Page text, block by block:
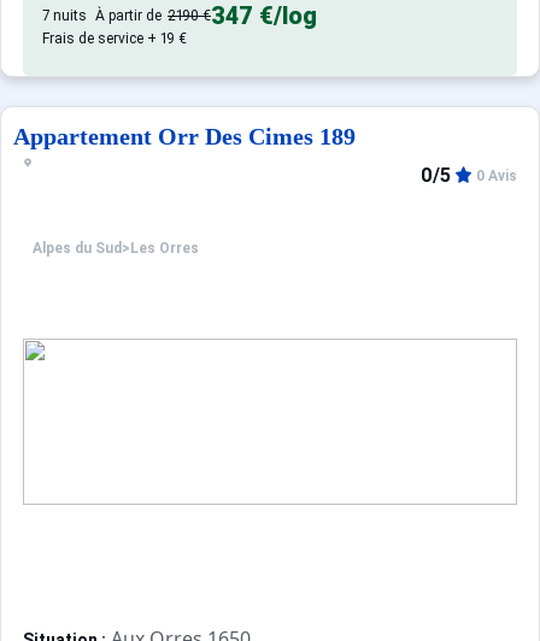
7 nuits À partir de 2190 €347 €/log
Frais de service + 19 €
Appartement Orr Des Cimes 189
Alpes du Sud > Les Orres
0/5 0 Avis